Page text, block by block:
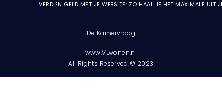
VERDIEN GELD MET JE WEBSITE: ZO HAAL JE HET MAXIMALE UIT
De Kamervraag
www.VLwonen.nl
All Rights Reserved © 2023